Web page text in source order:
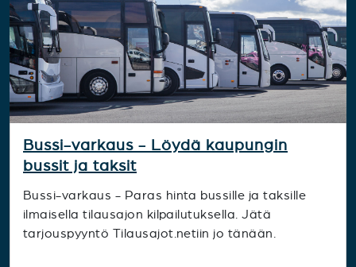
Bussi-varkaus - Löydä kaupungin
bussit ja taksit
Bussi-varkaus - Paras hinta bussille ja taksille
ilmaisella tilausajon kilpailutuksella. Jätä
tarjouspyyntö Tilausajot.netiin jo tänään.